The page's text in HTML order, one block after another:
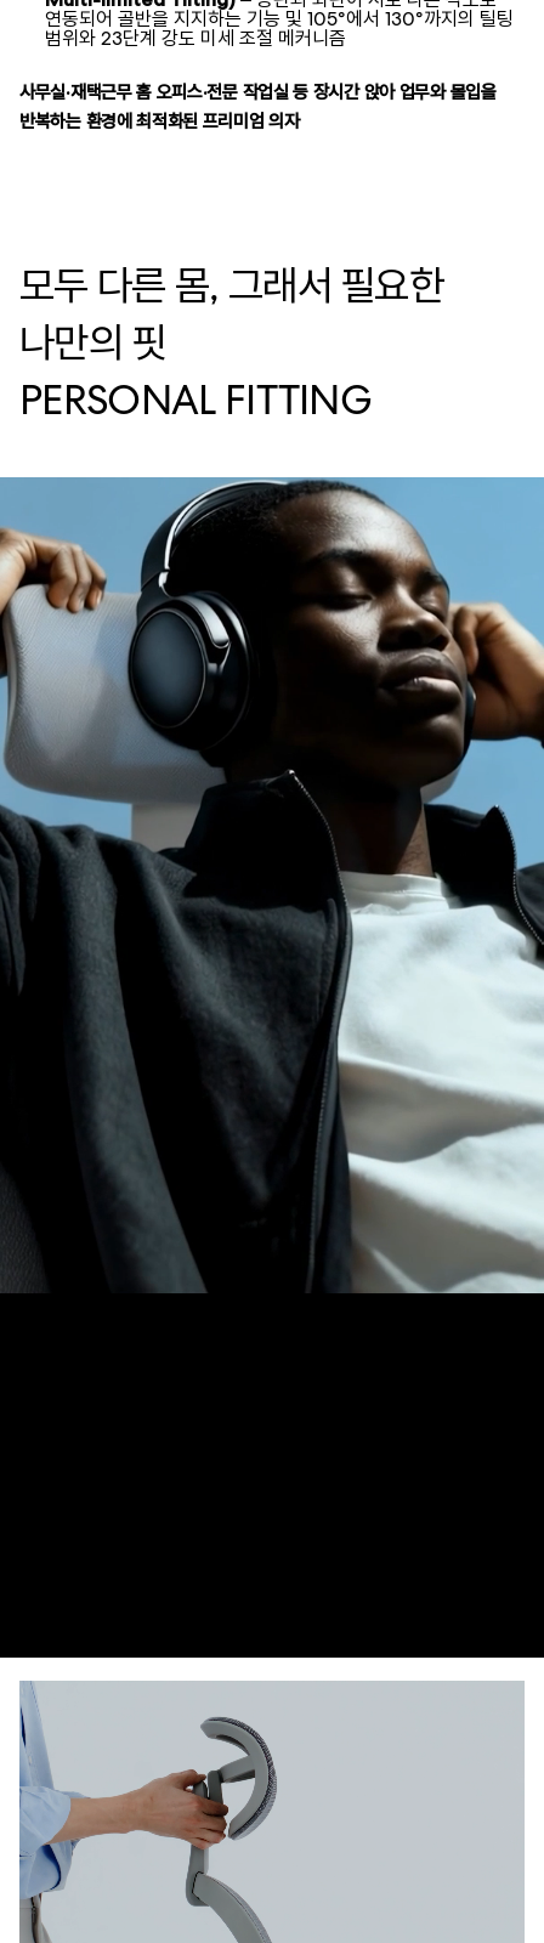
연동되어 골반을 지지하는 기능 및 105°에서 130°까지의 틸팅
범위와 23단계 강도 미세 조절 메커니즘
사무실·재택근무 홈 오피스·전문 작업실 등 장시간 앉아 업무와 몰입을
반복하는 환경에 최적화된 프리미엄 의자
모두 다른 몸, 그래서 필요한
나만의 핏
PERSONAL FITTING